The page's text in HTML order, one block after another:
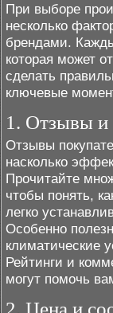
При выборе
несколько
брендами.
которая может
сделать
ключевые
1. Отзывы и
Отзывы
насколько
Прочитайте
чтобы понять,
легко
Особенно
климатические
Рейтинги и
могут помочь
2. Цена и